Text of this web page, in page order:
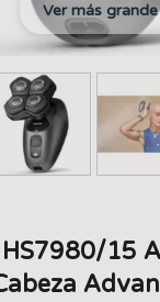
Ver más grande
HS7980/15